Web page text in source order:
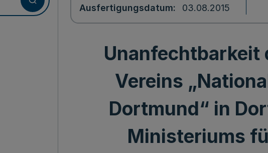
Ausfertigungsdatum 03.08.2015
Unanfechtbarkeit
Vereins
Dortmund“ in
Ministeriums